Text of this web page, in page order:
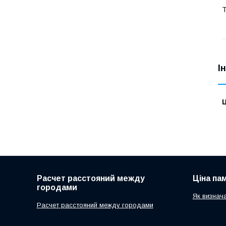
Расчет расстояний между
городами
Расчет расстояний между городами
Ціна
Як